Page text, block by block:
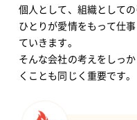
個人として、組織として
ひとりが愛情をもって仕
ていきます。
そんな会社の考えをしっ
くことも同じく重要です。